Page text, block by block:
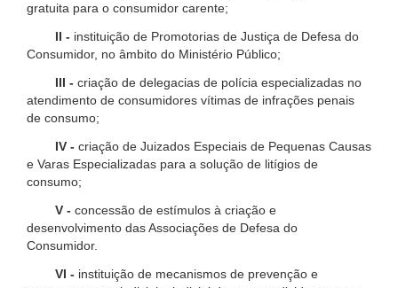
gratuita para o consumidor carente;
II - instituição de Promotorias de Justiça de Defesa do
Consumidor, no âmbito do Ministério Público;
III - criação de delegacias de polícia especializadas no
atendimento de consumidores vítimas de infrações penais
de consumo;
IV - criação de Juizados Especiais de Pequenas Causas
e Varas Especializadas para a solução de litígios de
consumo;
V - concessão de estímulos à criação e
desenvolvimento das Associações de Defesa do
Consumidor.
VI - instituição de mecanismos de prevenção e